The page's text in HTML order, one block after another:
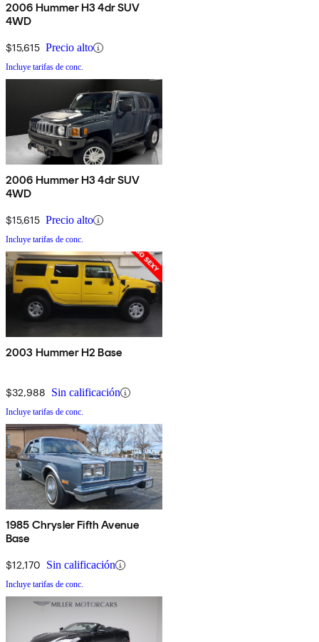
2006 Hummer H3 4dr SUV
4WD
$15,615 Precio alto
Incluye tarifas de conc.
2006 Hummer H3 4dr SUV
4WD
$15,615 Precio alto
Incluye tarifas de conc.
2003 Hummer H2 Base
$32,988 Sin calificación
Incluye tarifas de conc.
1985 Chrysler Fifth Avenue
Base
$12,170 Sin calificación
Incluye tarifas de conc.